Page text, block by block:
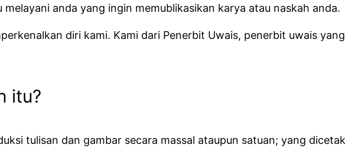
melayani anda yang ingin memublikasikan karya atau naskah anda.
diri kami. Kami dari Penerbit Uwais, penerbit uwais
itu?
tulisan dan gambar secara massal ataupun satuan; yang